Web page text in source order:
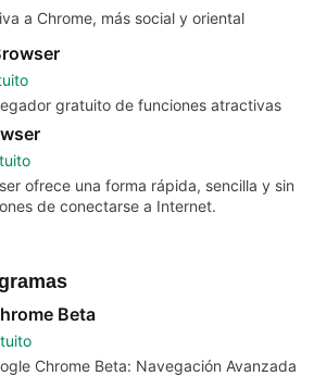
a Chrome, más social y oriental
gratuito de funciones atractivas
ofrece una forma rápida, sencilla y sin
de conectarse a Internet.
Beta
Chrome Beta: Navegación Avanzada